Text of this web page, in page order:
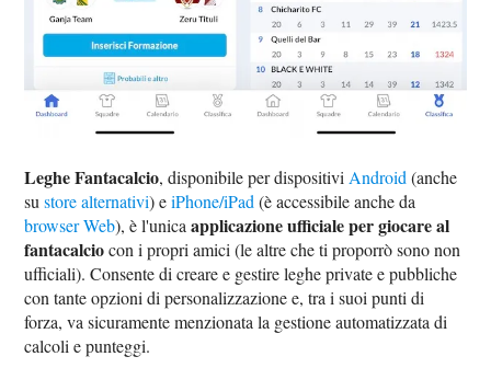
Leghe Fantacalcio, disponibile per dispositiviAndroid(anche
sustore alternativi) eiPhone/iPad(è accessibile anche da
browser Web), è l'unicaapplicazione ufficiale per giocare al
fantacalciocon i propri amici (le altre che ti proporrò sono non
ufficiali). Consente di creare e gestire leghe private e pubbliche
con tante opzioni di personalizzazione e, tra i suoi punti di
forza, va sicuramente menzionata la gestione automatizzata di
calcoli e punteggi.